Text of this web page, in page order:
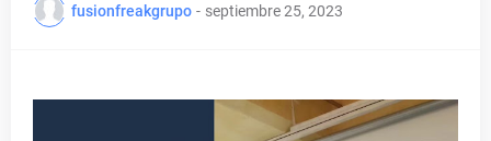
fusionfreakgrupo - septiembre 25, 2023